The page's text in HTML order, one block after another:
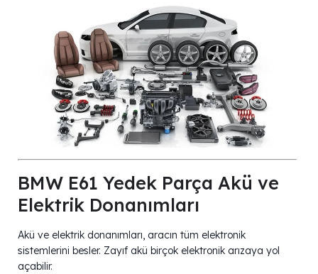
BMW E61 Yedek Parça Akü ve
Elektrik Donanımları
Akü ve elektrik donanımları, aracın tüm elektronik
sistemlerini besler. Zayıf akü birçok elektronik arızaya yol
açabilir.